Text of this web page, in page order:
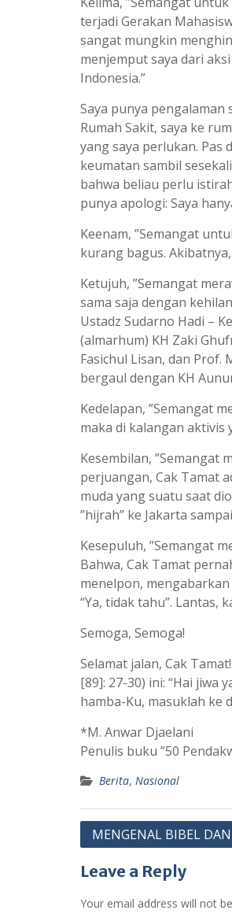
terjadi Gerakan
sangat mungkin
menjemput saya dari
Indonesia.”
Saya punya
Rumah Sakit, saya ke
yang saya perlukan. Pas
keumatan sambil
bahwa beliau perlu
punya apologi: Saya
Keenam, ”Semangat
kurang bagus.
Ketujuh, ”Semangat
sama saja dengan
Ustadz Sudarno Hadi –
(almarhum) KH Zaki
Fasichul Lisan, dan Prof.
bergaul dengan KH
Kedelapan, ”Semangat
maka di kalangan
Kesembilan, ”Semangat
perjuangan, Cak Tamat
muda yang suatu saat
”hijrah” ke Jakarta
Kesepuluh, ”Semangat
Bahwa, Cak Tamat
menelpon,
“Ya, tidak tahu”. Lantas,
Semoga, Semoga!
Selamat jalan, Cak
[89]: 27-30) ini: “Hai jiwa
hamba-Ku, masuklah ke
*M. Anwar Djaelani
Penulis buku ”50
Berita, Nasional
Post
MENGENAL BIBEL
Leave a Reply
Your email address will not